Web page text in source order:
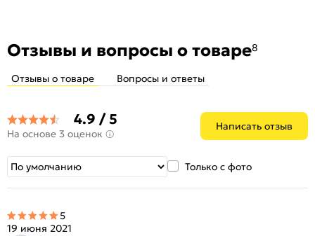
Отзывы и вопросы о товаре8
Отзывы о товаре Вопросы и ответы
4.9 / 5
На основе 3 оценок
Написать отзыв
Только с фото
19 июня 2021
5